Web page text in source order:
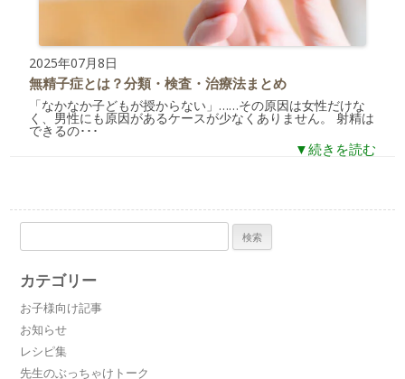
2025年07月8日
無精子症とは？分類・検査・治療法まとめ
「なかなか子どもが授からない」……その原因は女性だけな
く、男性にも原因があるケースが少なくありません。 射精は
できるの･･･
▼続きを読む
索:
カテゴリー
お子様向け記事
お知らせ
レシピ集
先生のぶっちゃけトーク